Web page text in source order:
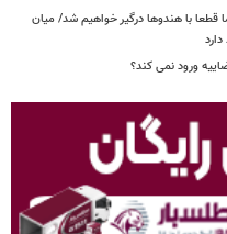
با هندوها درگیر خواهیم شد/ میان
ورود نمی کند؟